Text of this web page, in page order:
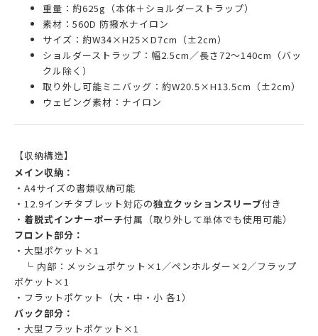
重量：約625g（本体＋ショルダーストラップ）
素材：560D 防撥水ナイロン
サイズ：約W34×H25×D7cm（±2cm）
ショルダーストラップ：幅2.5cm／長さ72〜140cm（バッ
クル除く）
取り外し可能ミニバッグ：約W20.5×H13.5cm（±2cm）
ウェビング素材：ナイロン
【収納構造】
メイン収納：
・A4サイズの書類収納可能
・12.9インチタブレット対応の独立クッションスリーブ付き
・ 着脱式インナーポーチ付属（取り外して単体でも使用可能）
フロント部分：
・大型ポケット×1
└ 内部：メッシュポケット×1／ペンホルダー×2／フラップ
ポケット×1
・フラットポケット（大・中・小 各1）
バック部分：
・大型フラットポケット×1